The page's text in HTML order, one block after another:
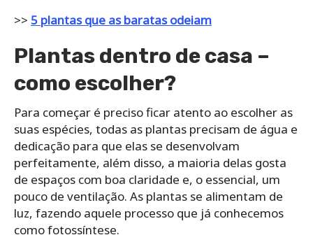
>> 5 plantas que as baratas odeiam
Plantas dentro de casa –
como escolher?
Para começar é preciso ficar atento ao escolher as
suas espécies, todas as plantas precisam de água e
dedicação para que elas se desenvolvam
perfeitamente, além disso, a maioria delas gosta
de espaços com boa claridade e, o essencial, um
pouco de ventilação. As plantas se alimentam de
luz, fazendo aquele processo que já conhecemos
como fotossíntese.